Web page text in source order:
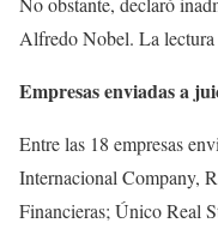
Alfredo Nobel. La lectura
Empresas enviadas a
Entre las 18 empresas
Internacional Company,
Financieras; Único Real